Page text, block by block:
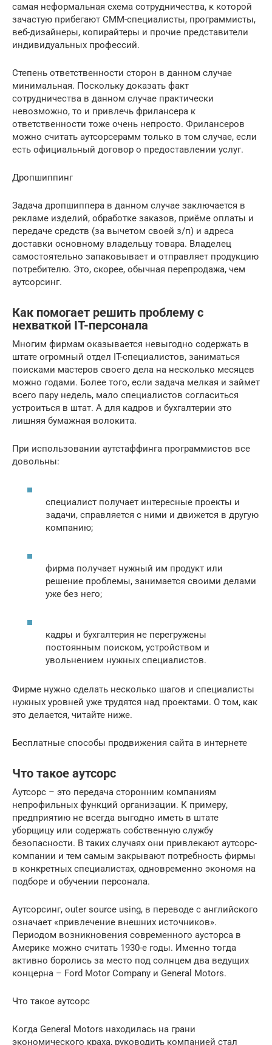
самая неформальная схема сотрудничества, к которой
зачастую прибегают СММ-специалисты, программисты,
веб-дизайнеры, копирайтеры и прочие представители
индивидуальных профессий.
Степень ответственности сторон в данном случае
минимальная. Поскольку доказать факт
сотрудничества в данном случае практически
невозможно, то и привлечь фрилансера к
ответственности тоже очень непросто. Фрилансеров
можно считать аутсорсерамм только в том случае, если
есть официальный договор о предоставлении услуг.
Дропшиппинг
Задача дропшиппера в данном случае заключается в
рекламе изделий, обработке заказов, приёме оплаты и
передаче средств (за вычетом своей з/п) и адреса
доставки основному владельцу товара. Владелец
самостоятельно запаковывает и отправляет продукцию
потребителю. Это, скорее, обычная перепродажа, чем
аутсорсинг.
Как помогает решить проблему с
нехваткой IT-персонала
Многим фирмам оказывается невыгодно содержать в
штате огромный отдел IT-специалистов, заниматься
поисками мастеров своего дела на несколько месяцев
можно годами. Более того, если задача мелкая и займет
всего пару недель, мало специалистов согласиться
устроиться в штат. А для кадров и бухгалтерии это
лишняя бумажная волокита.
При использовании аутстаффинга программистов все
довольны:
специалист получает интересные проекты и
задачи, справляется с ними и движется в другую
компанию;
фирма получает нужный им продукт или
решение проблемы, занимается своими делами
уже без него;
кадры и бухгалтерия не перегружены
постоянным поиском, устройством и
увольнением нужных специалистов.
Фирме нужно сделать несколько шагов и специалисты
нужных уровней уже трудятся над проектами. О том, как
это делается, читайте ниже.
Бесплатные способы продвижения сайта в интернете
Что такое аутсорс
Аутсорс – это передача сторонним компаниям
непрофильных функций организации. К примеру,
предприятию не всегда выгодно иметь в штате
уборщицу или содержать собственную службу
безопасности. В таких случаях они привлекают аутсорс-
компании и тем самым закрывают потребность фирмы
в конкретных специалистах, одновременно экономя на
подборе и обучении персонала.
Аутсорсинг, outer source using, в переводе с английского
означает «привлечение внешних источников».
Периодом возникновения современного аусторса в
Америке можно считать 1930-е годы. Именно тогда
активно боролись за место под солнцем два ведущих
концерна – Ford Motor Company и General Motors.
Что такое аутсорс
Когда General Motors находилась на грани
экономического краха, руководить компанией стал